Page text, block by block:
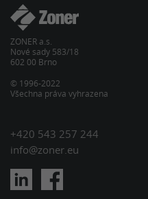
ZONER a.s.
Nové sady 583/18
602 00 Brno
© 1996-2022
Všechna práva vyhrazena
+420 543 257 244
info@zoner.eu